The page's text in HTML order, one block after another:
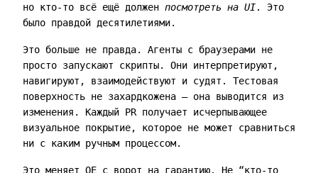
но кто-то всё ещё должен посмотреть на UI. Это
было правдой десятилетиями.
Это больше не правда. Агенты с браузерами не
просто запускают скрипты. Они интерпретируют,
навигируют, взаимодействуют и судят. Тестовая
поверхность не захардкожена — она выводится из
изменения. Каждый PR получает исчерпывающее
визуальное покрытие, которое не может сравниться
ни с каким ручным процессом.
Это меняет QE с ворот на гарантию. Не “кто-то